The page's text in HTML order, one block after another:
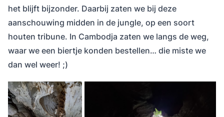
het blijft bijzonder. Daarbij zaten we bij deze
aanschouwing midden in de jungle, op een soort
houten tribune. In Cambodja zaten we langs de weg,
waar we een biertje konden bestellen… die miste we
dan wel weer! ;)